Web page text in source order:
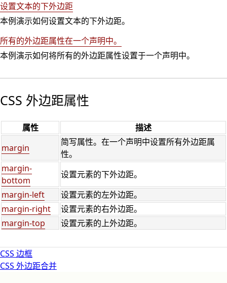
设置文本的下外边距
本例演示如何设置文本的下外边距。
所有的外边距属性在一个声明中。
本例演示如何将所有的外边距属性设置于一个声明中。
CSS 外边距属性
属性
描述
margin
简写属性。在一个声明中设置所有外边距属
性。
margin-
bottom
设置元素的下外边距。
margin-left
设置元素的左外边距。
margin-right
设置元素的右外边距。
margin-top
设置元素的上外边距。
CSS 边框
CSS 外边距合并